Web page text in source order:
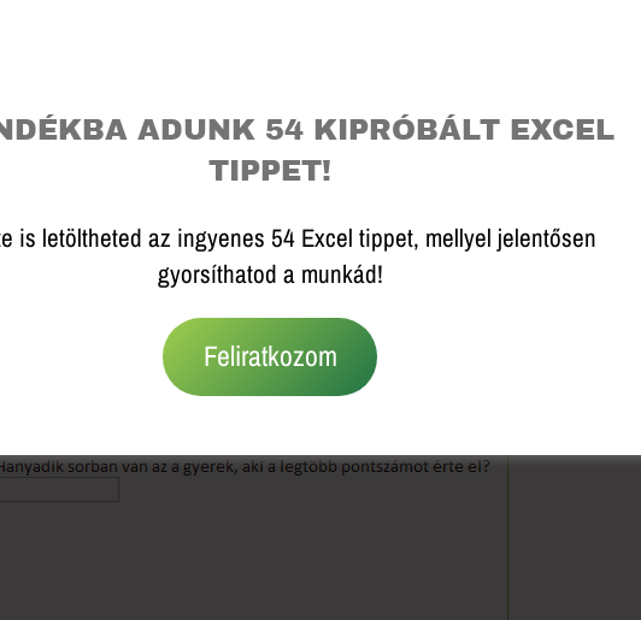
példa
legtöbb pontszámot elért gyerek hanyadik sorban
ADUNK 54 KIPRÓBÁLT EXCEL
TIPPET!
is letöltheted az ingyenes 54 Excel tippet, mellyel jelentősen
gyorsíthatod a munkád!
Feliratkozom